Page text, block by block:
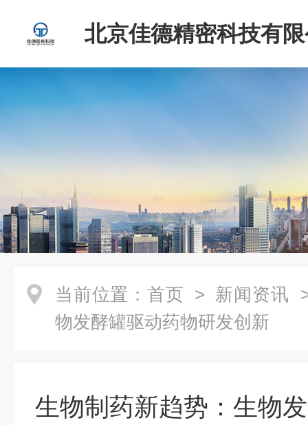
北京佳德精密科技有
当前位置： 首页 > 新闻资讯
物发酵罐驱动药物研发创新
生物制药新趋势：生物